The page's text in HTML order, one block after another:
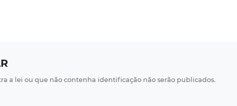
a lei ou que não contenha identificação não serão publicados.